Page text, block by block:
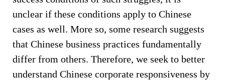
unclear if these conditions apply to Chinese
cases as well. More so, some research suggests
that Chinese business practices fundamentally
differ from others. Therefore, we seek to better
understand Chinese corporate responsiveness by